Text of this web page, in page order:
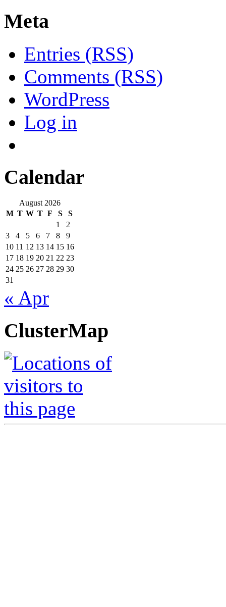
Meta
Entries (RSS)
Comments (RSS)
WordPress
Log in
Calendar
August 2026
M T W T F S
S
1
2
3
4 5 6 7 8
9
10 11 12 13 14 15 16
17 18 19 20 21 22 23
24 25 26 27 28 29 30
31
« Apr
ClusterMap